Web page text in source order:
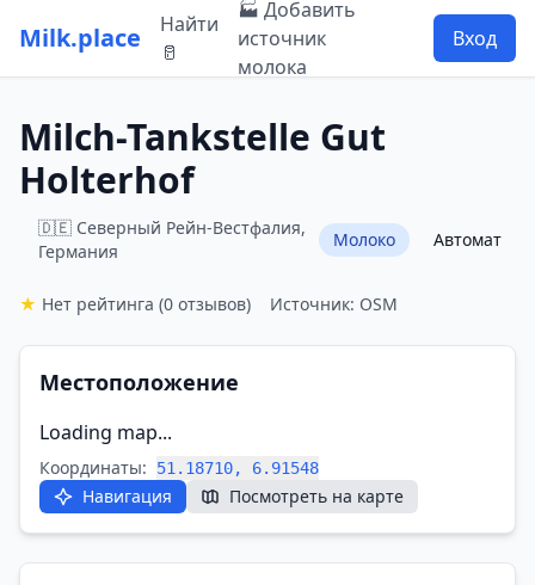
Milk.place
Найти
🥛
🏭 Добавить
источник
молока
Вход
Milch-Tankstelle Gut
Holterhof
🇩🇪 Северный Рейн-Вестфалия,
Германия
Молоко Автомат
★ Нет рейтинга (0 отзывов) Источник: OSM
Местоположение
Loading map...
Координаты: 51.18710, 6.91548
Навигация Посмотреть на карте